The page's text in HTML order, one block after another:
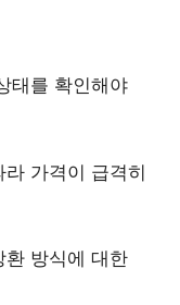
태를 확인해야
가격이 급격히
환 방식에 대한